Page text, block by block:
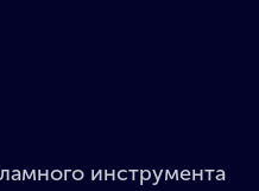
инструмента